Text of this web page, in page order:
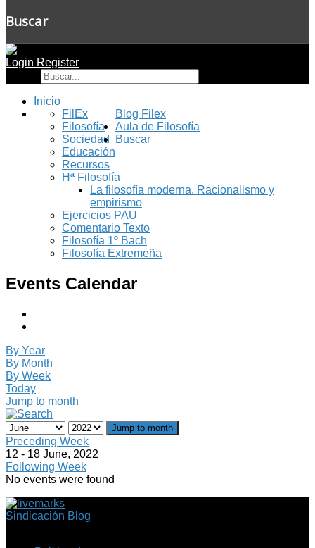
Buscar
Login Register
Inicio
Blog Filex
FilEx
Filosofía
Sociedad
Educación
Recursos
Aula de Filosofía
Hª Filosofía
La filosofía moderna. Racionalismo y
empirismo
Ejercicios PAU
Comentario Texto
Filosofía 1º Bach
Filosofía Extremeña
Buscar
Events Calendar
By Year
By Month
By Week
Today
Jump to month
Jump to month
Preceding Week
12 - 18 June, 2022
Following Week
No events were found
Sindicación Blog